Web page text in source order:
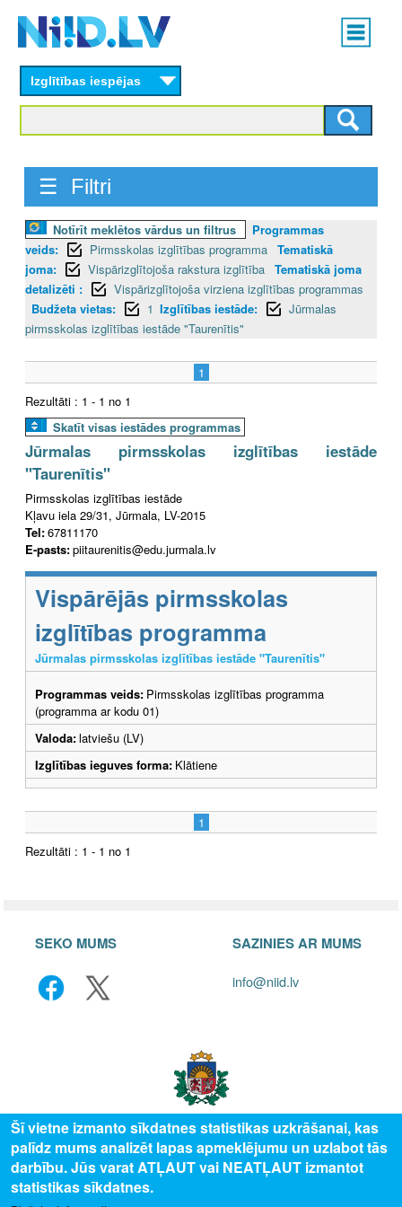
content
Main
menu
Izglītības iespējas
☰ Filtri
Notīrīt meklētos vārdus un filtrus
Programmas
veids:
Pirmsskolas izglītības programma Tematiskā
joma:
Vispārizglītojoša rakstura izglītība Tematiskā joma
detalizēti :
Vispārizglītojoša virziena izglītības programmas
Budžeta vietas:
1 Izglītības iestāde:
Jūrmalas
pirmsskolas izglītības iestāde "Taurenītis"
1
Rezultāti : 1 - 1 no 1
Skatīt visas iestādes programmas
Jūrmalas pirmsskolas izglītības iestāde
"Taurenītis"
Pirmsskolas izglītības iestāde
Kļavu iela 29/31, Jūrmala, LV-2015
Tel:67811170
E-pasts:piitaurenitis@edu.jurmala.lv
Vispārējās pirmsskolas
izglītības programma
Jūrmalas pirmsskolas izglītības iestāde "Taurenītis"
Programmas veids: Pirmsskolas izglītības programma
(programma ar kodu 01)
Valoda:latviešu (LV)
Izglītības ieguves forma: Klātiene
1
Rezultāti : 1 - 1 no 1
SEKO MUMS SAZINIES AR MUMS
info@niid.lv
© 2025 Valsts izglītības attīstības aģentūra, publicētā satura visas tiesības
Šī vietne izmanto sīkdatnes statistikas uzkrāšanai, kas
palīdz mums analizēt lapas apmeklējumu un uzlabot tās
darbību. Jūs varat ATĻAUT vai NEATĻAUT izmantot
statistikas sīkdatnes.